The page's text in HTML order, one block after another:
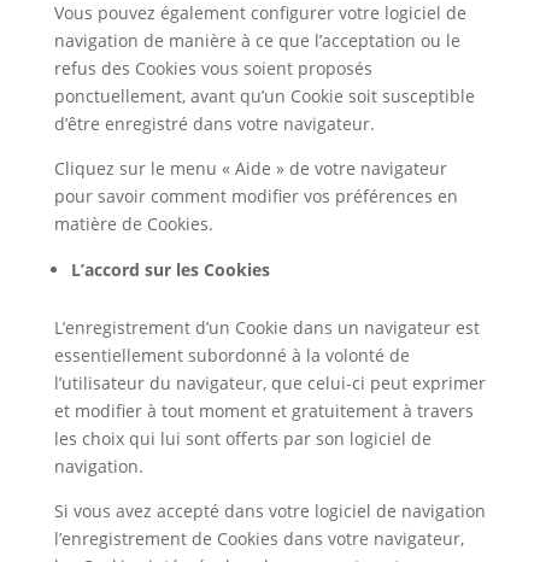
Vous pouvez également configurer votre logiciel de
navigation de manière à ce que l’acceptation ou le
refus des Cookies vous soient proposés
ponctuellement, avant qu’un Cookie soit susceptible
d’être enregistré dans votre navigateur.
Cliquez sur le menu « Aide » de votre navigateur
pour savoir comment modifier vos préférences en
matière de Cookies.
L’accord sur les Cookies
L’enregistrement d’un Cookie dans un navigateur est
essentiellement subordonné à la volonté de
l’utilisateur du navigateur, que celui-ci peut exprimer
et modifier à tout moment et gratuitement à travers
les choix qui lui sont offerts par son logiciel de
navigation.
Si vous avez accepté dans votre logiciel de navigation
l’enregistrement de Cookies dans votre navigateur,